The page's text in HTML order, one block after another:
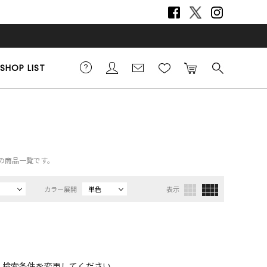
SHOP LIST
品一覧です。
カラー展開 単色 表示